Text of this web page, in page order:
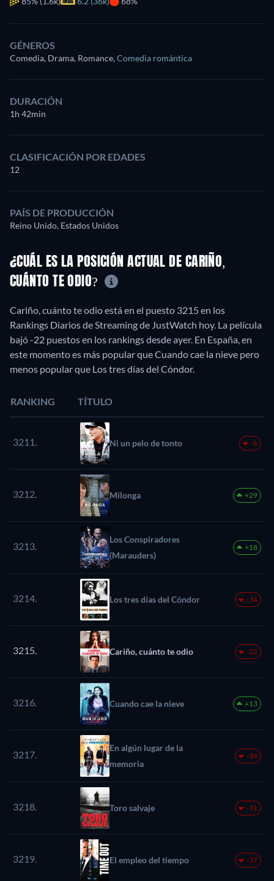
GÉNEROS
Comedia, Drama, Romance,Comedia romántica
DURACIÓN
1h 42min
CLASIFICACIÓN POR EDADES
12
PAÍS DE PRODUCCIÓN
Reino Unido, Estados Unidos
¿CUÁL ES LA POSICIÓN ACTUAL DE CARIÑO,
CUÁNTO TE ODIO?
Cariño, cuánto te odio está en el puesto 3215 en los
Rankings Diarios de Streaming de JustWatch hoy. La película
bajó -22 puestos en los rankings desde ayer. En España, en
este momento es más popular que Cuando cae la nieve pero
menos popular que Los tres días del Cóndor.
RANKING TÍTULO
3211. Ni un pelo de tonto -6
3212. Milonga +29
3213.
Los Conspiradores
(Marauders)
+18
3214. Los tres días del Cóndor -34
3215. Cariño, cuánto te odio -22
3216. Cuando cae la nieve +13
3217.
En algún lugar de la
memoria
-34
3218. Toro salvaje -31
3219. El empleo del tiempo -37